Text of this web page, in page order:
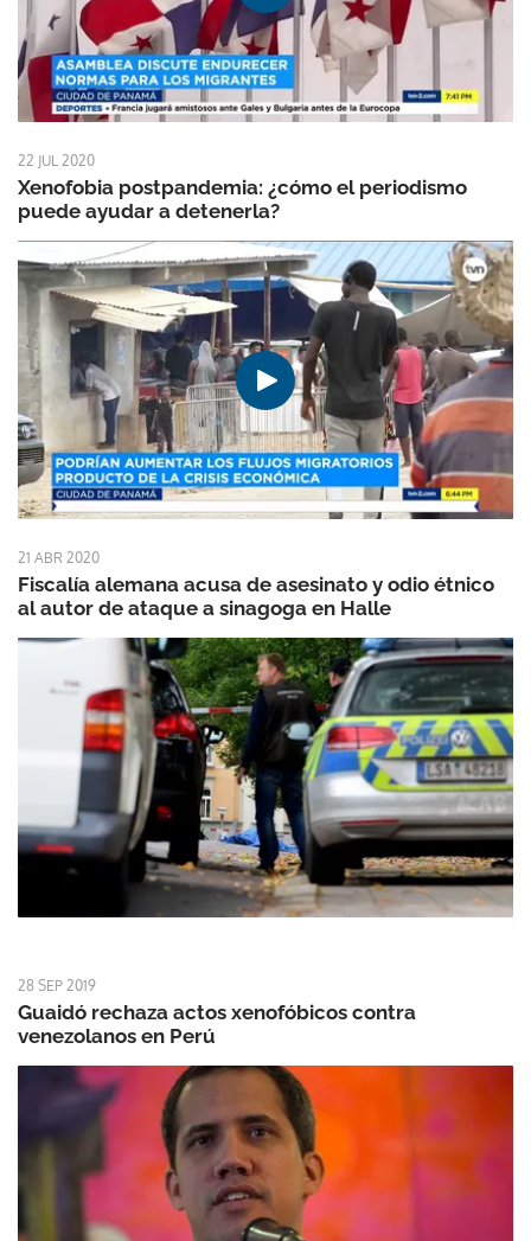
22 JUL 2020
Xenofobia postpandemia: ¿cómo el periodismo
puede ayudar a detenerla?
21 ABR 2020
Fiscalía alemana acusa de asesinato y odio étnico
al autor de ataque a sinagoga en Halle
28 SEP 2019
Guaidó rechaza actos xenofóbicos contra
venezolanos en Perú